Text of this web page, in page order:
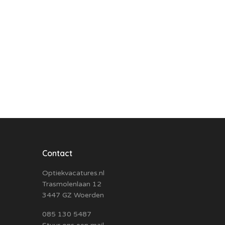
Contact
Optiekvacatures.nl
Trasmolenlaan 12
3447 GZ Woerden
085 130 5487